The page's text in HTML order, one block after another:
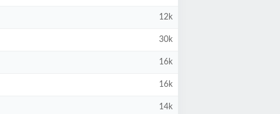
12k
30k
16k
16k
14k